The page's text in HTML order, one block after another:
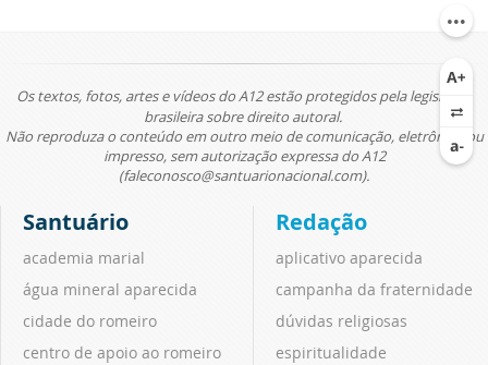
Os textos, fotos, artes e vídeos do A12 estão protegidos pela legislação
brasileira sobre direito autoral.
Não reproduza o conteúdo em outro meio de comunicação, eletrônico ou
impresso, sem autorização expressa do A12
(faleconosco@santuarionacional.com).
Santuário
academia marial
água mineral aparecida
cidade do romeiro
centro de apoio ao romeiro
Redação
aplicativo aparecida
campanha da fraternidade
dúvidas religiosas
espiritualidade